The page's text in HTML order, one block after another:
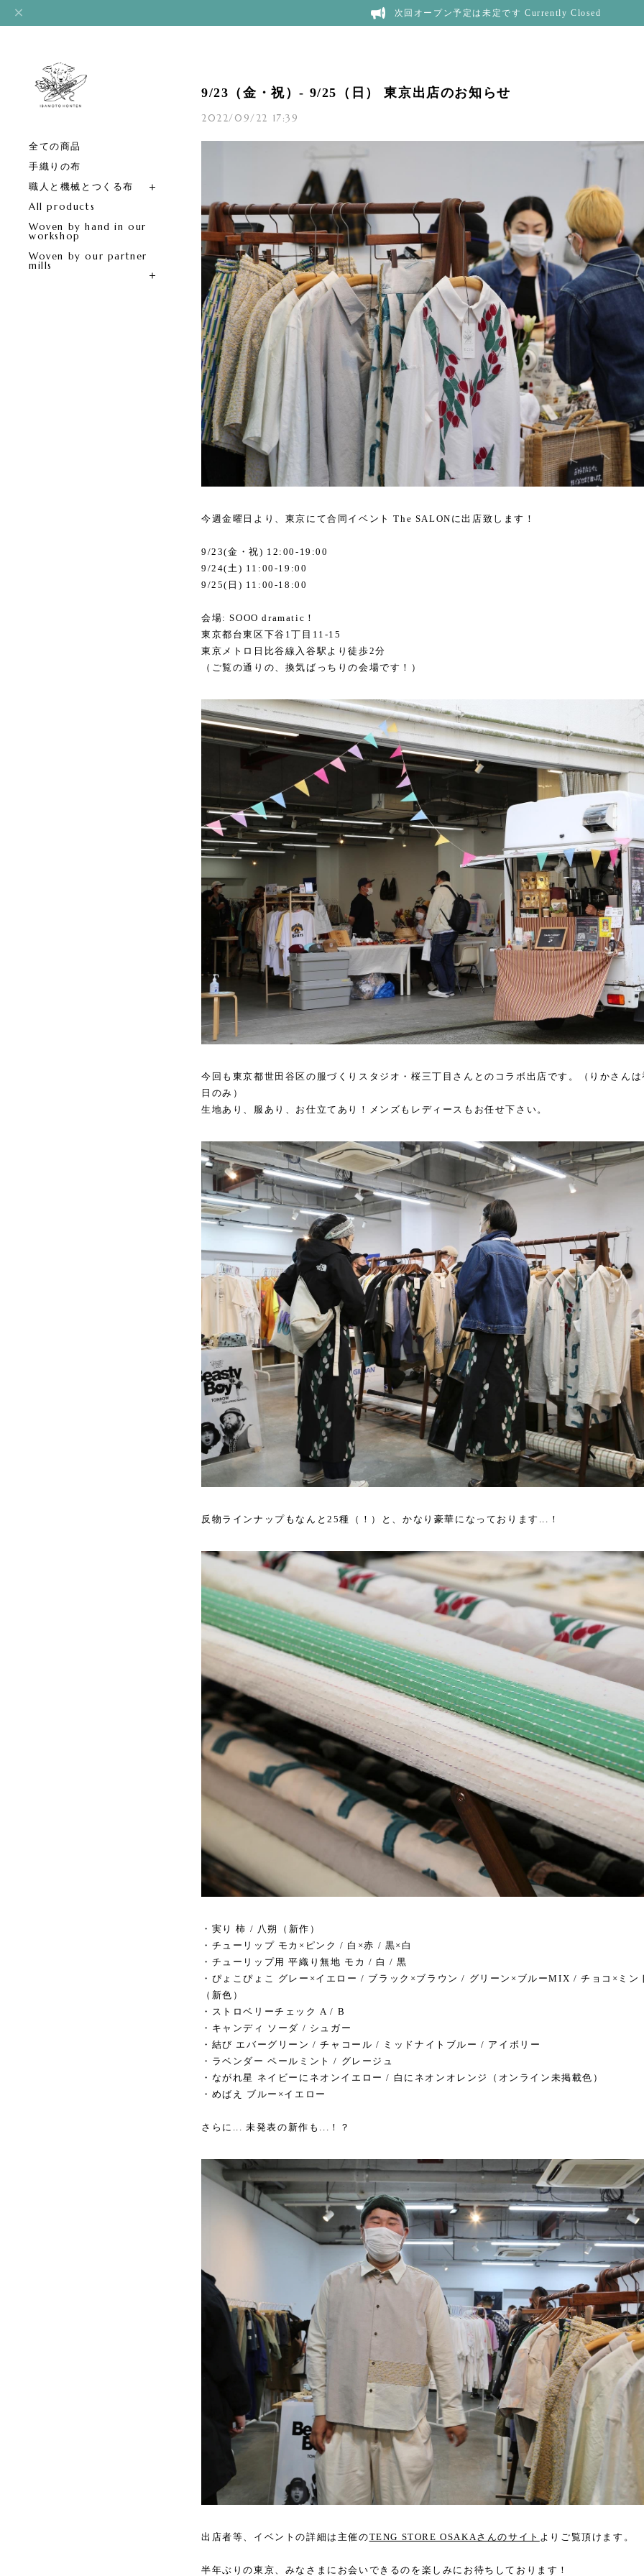
次回オープン予定は未定です Currently Closed
全ての商品
手織りの布
職人と機械とつくる布
All products
Woven by hand in our
workshop
Woven by our partner
mills
9/23（金・祝）- 9/25（日） 東京出店のお知らせ
2022/09/22 17:39
今週金曜日より、東京にて合同イベント The SALONに出店致します！
9/23(金・祝) 12:00-19:00
9/24(土) 11:00-19:00
9/25(日) 11:00-18:00
会場: SOOO dramatic！
東京都台東区下谷1丁目11-15
東京メトロ日比谷線入谷駅より徒歩2分
（ご覧の通りの、換気ばっちりの会場です！）
今回も東京都世田谷区の服づくりスタジオ・桜三丁目さんとのコラボ出店です。（りかさんは
日のみ）
生地あり、服あり、お仕立てあり！メンズもレディースもお任せ下さい。
反物ラインナップもなんと25種（！）と、かなり豪華になっております...！
・実り 柿 / 八朔（新作）
・チューリップ モカ×ピンク / 白×赤 / 黒×白
・チューリップ用 平織り無地 モカ / 白 / 黒
・ぴょこぴょこ グレー×イエロー / ブラック×ブラウン / グリーン×ブルーMIX / チョコ×ミン
（新色）
・ストロベリーチェック A / B
・キャンディ ソーダ / シュガー
・結び エバーグリーン / チャコール / ミッドナイトブルー / アイボリー
・ラベンダー ペールミント / グレージュ
・ながれ星 ネイビーにネオンイエロー / 白にネオンオレンジ（オンライン未掲載色）
・めばえ ブルー×イエロー
さらに... 未発表の新作も...！？
出店者等、イベントの詳細は主催のTENG STORE OSAKAさんのサイト よりご覧頂けます。
半年ぶりの東京、みなさまにお会いできるのを楽しみにお待ちしております！